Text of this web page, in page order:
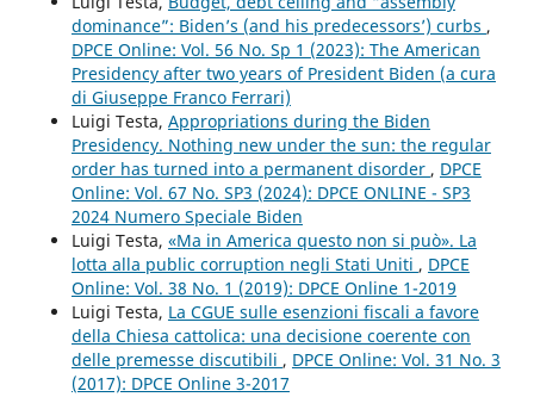
dominance”: Biden’s (and his predecessors’) curbs ,
DPCE Online: Vol. 56 No. Sp 1 (2023): The American
Presidency after two years of President Biden (a cura
di Giuseppe Franco Ferrari)
Luigi Testa, Appropriations during the Biden
Presidency. Nothing new under the sun: the regular
order has turned into a permanent disorder , DPCE
Online: Vol. 67 No. SP3 (2024): DPCE ONLINE - SP3
2024 Numero Speciale Biden
Luigi Testa, «Ma in America questo non si può». La
lotta alla public corruption negli Stati Uniti , DPCE
Online: Vol. 38 No. 1 (2019): DPCE Online 1-2019
Luigi Testa, La CGUE sulle esenzioni fiscali a favore
della Chiesa cattolica: una decisione coerente con
delle premesse discutibili , DPCE Online: Vol. 31 No. 3
(2017): DPCE Online 3-2017